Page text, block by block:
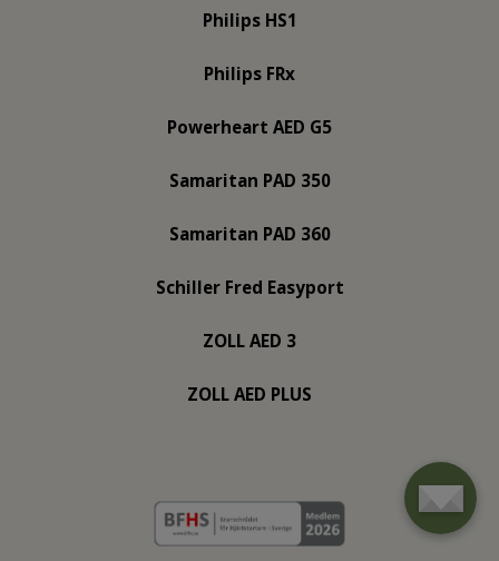
Philips HS1
Philips FRx
Powerheart AED G5
Samaritan PAD 350
Samaritan PAD 360
Schiller Fred Easyport
ZOLL AED 3
ZOLL AED PLUS